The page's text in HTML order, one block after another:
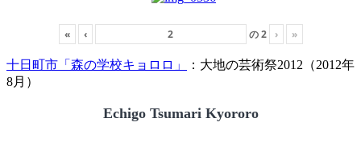
« ‹ の2 › »
十日町市「森の学校キョロロ」
：大地の芸術祭2012（2012年
8月）
Echigo Tsumari Kyororo